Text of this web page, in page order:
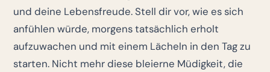
und deine Lebensfreude. Stell dir vor, wie es sich
anfühlen würde, morgens tatsächlich erholt
aufzuwachen und mit einem Lächeln in den Tag zu
starten. Nicht mehr diese bleierne Müdigkeit, die